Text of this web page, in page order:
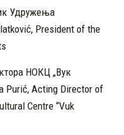
Удружења
President of the
НОКЦ „Вук
Purić, Acting Director of
Centre “Vuk